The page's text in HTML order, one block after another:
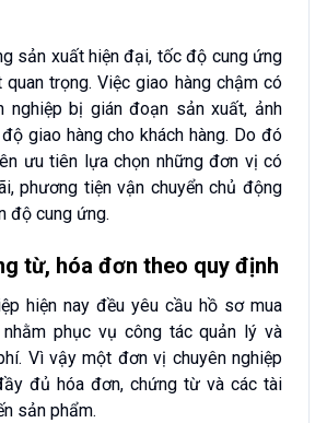
sản xuất hiện đại, tốc độ cung ứng
trọng. Việc giao hàng chậm có
nghiệp bị gián đoạn sản xuất, ảnh
giao hàng cho khách hàng. Do đó
ưu tiên lựa chọn những đơn vị có
phương tiện vận chuyển chủ động
độ cung ứng.
từ, hóa đơn theo quy định
hiện nay đều yêu cầu hồ sơ mua
nhằm phục vụ công tác quản lý và
Vì vậy một đơn vị chuyên nghiệp
đủ hóa đơn, chứng từ và các tài
sản phẩm.